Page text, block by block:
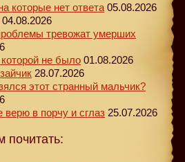
которые нет ответа 05.08.2026
04.08.2026
тревожат умерших
не было 01.08.2026
28.07.2026
этот странный мальчик?
верю в порчу и сглаз 25.07.2026
почитать: